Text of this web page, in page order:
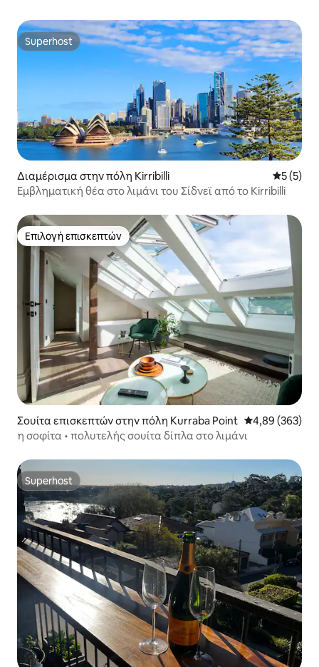
Superhost
Superhost
Διαμέρισμα στην πόλη Kirribilli Μέση
5 (5)
Εμβληματική θέα στο λιμάνι του Σίδνεϊ από το Kirribilli
Επιλογή επισκεπτών
Επιλογή επισκεπτών
Σουίτα επισκεπτών στην πόλη Kurraba Point Μέση
4,89 (363)
η σοφίτα • πολυτελής σουίτα δίπλα στο λιμάνι
Superhost
Superhost